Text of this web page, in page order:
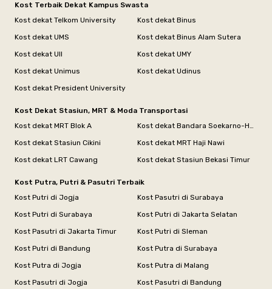
Kost Terbaik Dekat Kampus Swasta
Kost dekat Telkom University
Kost dekat Binus
Kost dekat UMS
Kost dekat Binus Alam Sutera
Kost dekat UII
Kost dekat UMY
Kost dekat Unimus
Kost dekat Udinus
Kost dekat President University
Kost Dekat Stasiun, MRT & Moda Transportasi
Kost dekat MRT Blok A
Kost dekat Bandara Soekarno-Hatta
Kost dekat Stasiun Cikini
Kost dekat MRT Haji Nawi
Kost dekat LRT Cawang
Kost dekat Stasiun Bekasi Timur
Kost Putra, Putri & Pasutri Terbaik
Kost Putri di Jogja
Kost Pasutri di Surabaya
Kost Putri di Surabaya
Kost Putri di Jakarta Selatan
Kost Pasutri di Jakarta Timur
Kost Putri di Sleman
Kost Putri di Bandung
Kost Putra di Surabaya
Kost Putra di Jogja
Kost Putra di Malang
Kost Pasutri di Jogja
Kost Pasutri di Bandung